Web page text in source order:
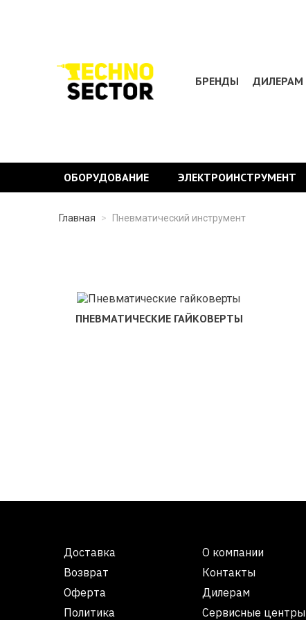
БРЕНДЫ ДИЛЕРАМ
ОБОРУДОВАНИЕ ЭЛЕКТРОИНСТРУМЕНТ
Главная > Пневматический инструмент
ПНЕВМАТИЧЕСКИЕ ГАЙКОВЕРТЫ
Доставка
О компании
Возврат
Контакты
Оферта
Дилерам
Политика
Сервисные центры